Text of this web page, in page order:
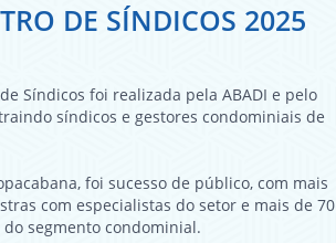
DE SÍNDICOS 2025
Síndicos foi realizada pela ABADI e pelo
síndicos e gestores condominiais de
foi sucesso de público, com mais
com especialistas do setor e mais de 70
segmento condominial.